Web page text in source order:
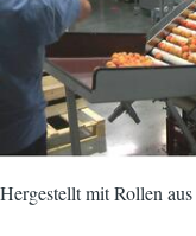
Hergestellt mit Rollen